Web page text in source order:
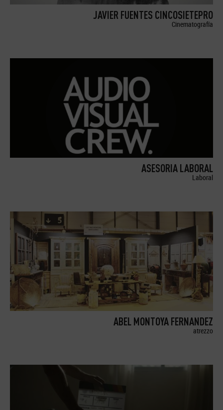
JAVIER FUENTES CINCOSIETEPRO
Cinematografía
ASESORIA LABORAL
Laboral
ABEL MONTOYA FERNANDEZ
atrezzo